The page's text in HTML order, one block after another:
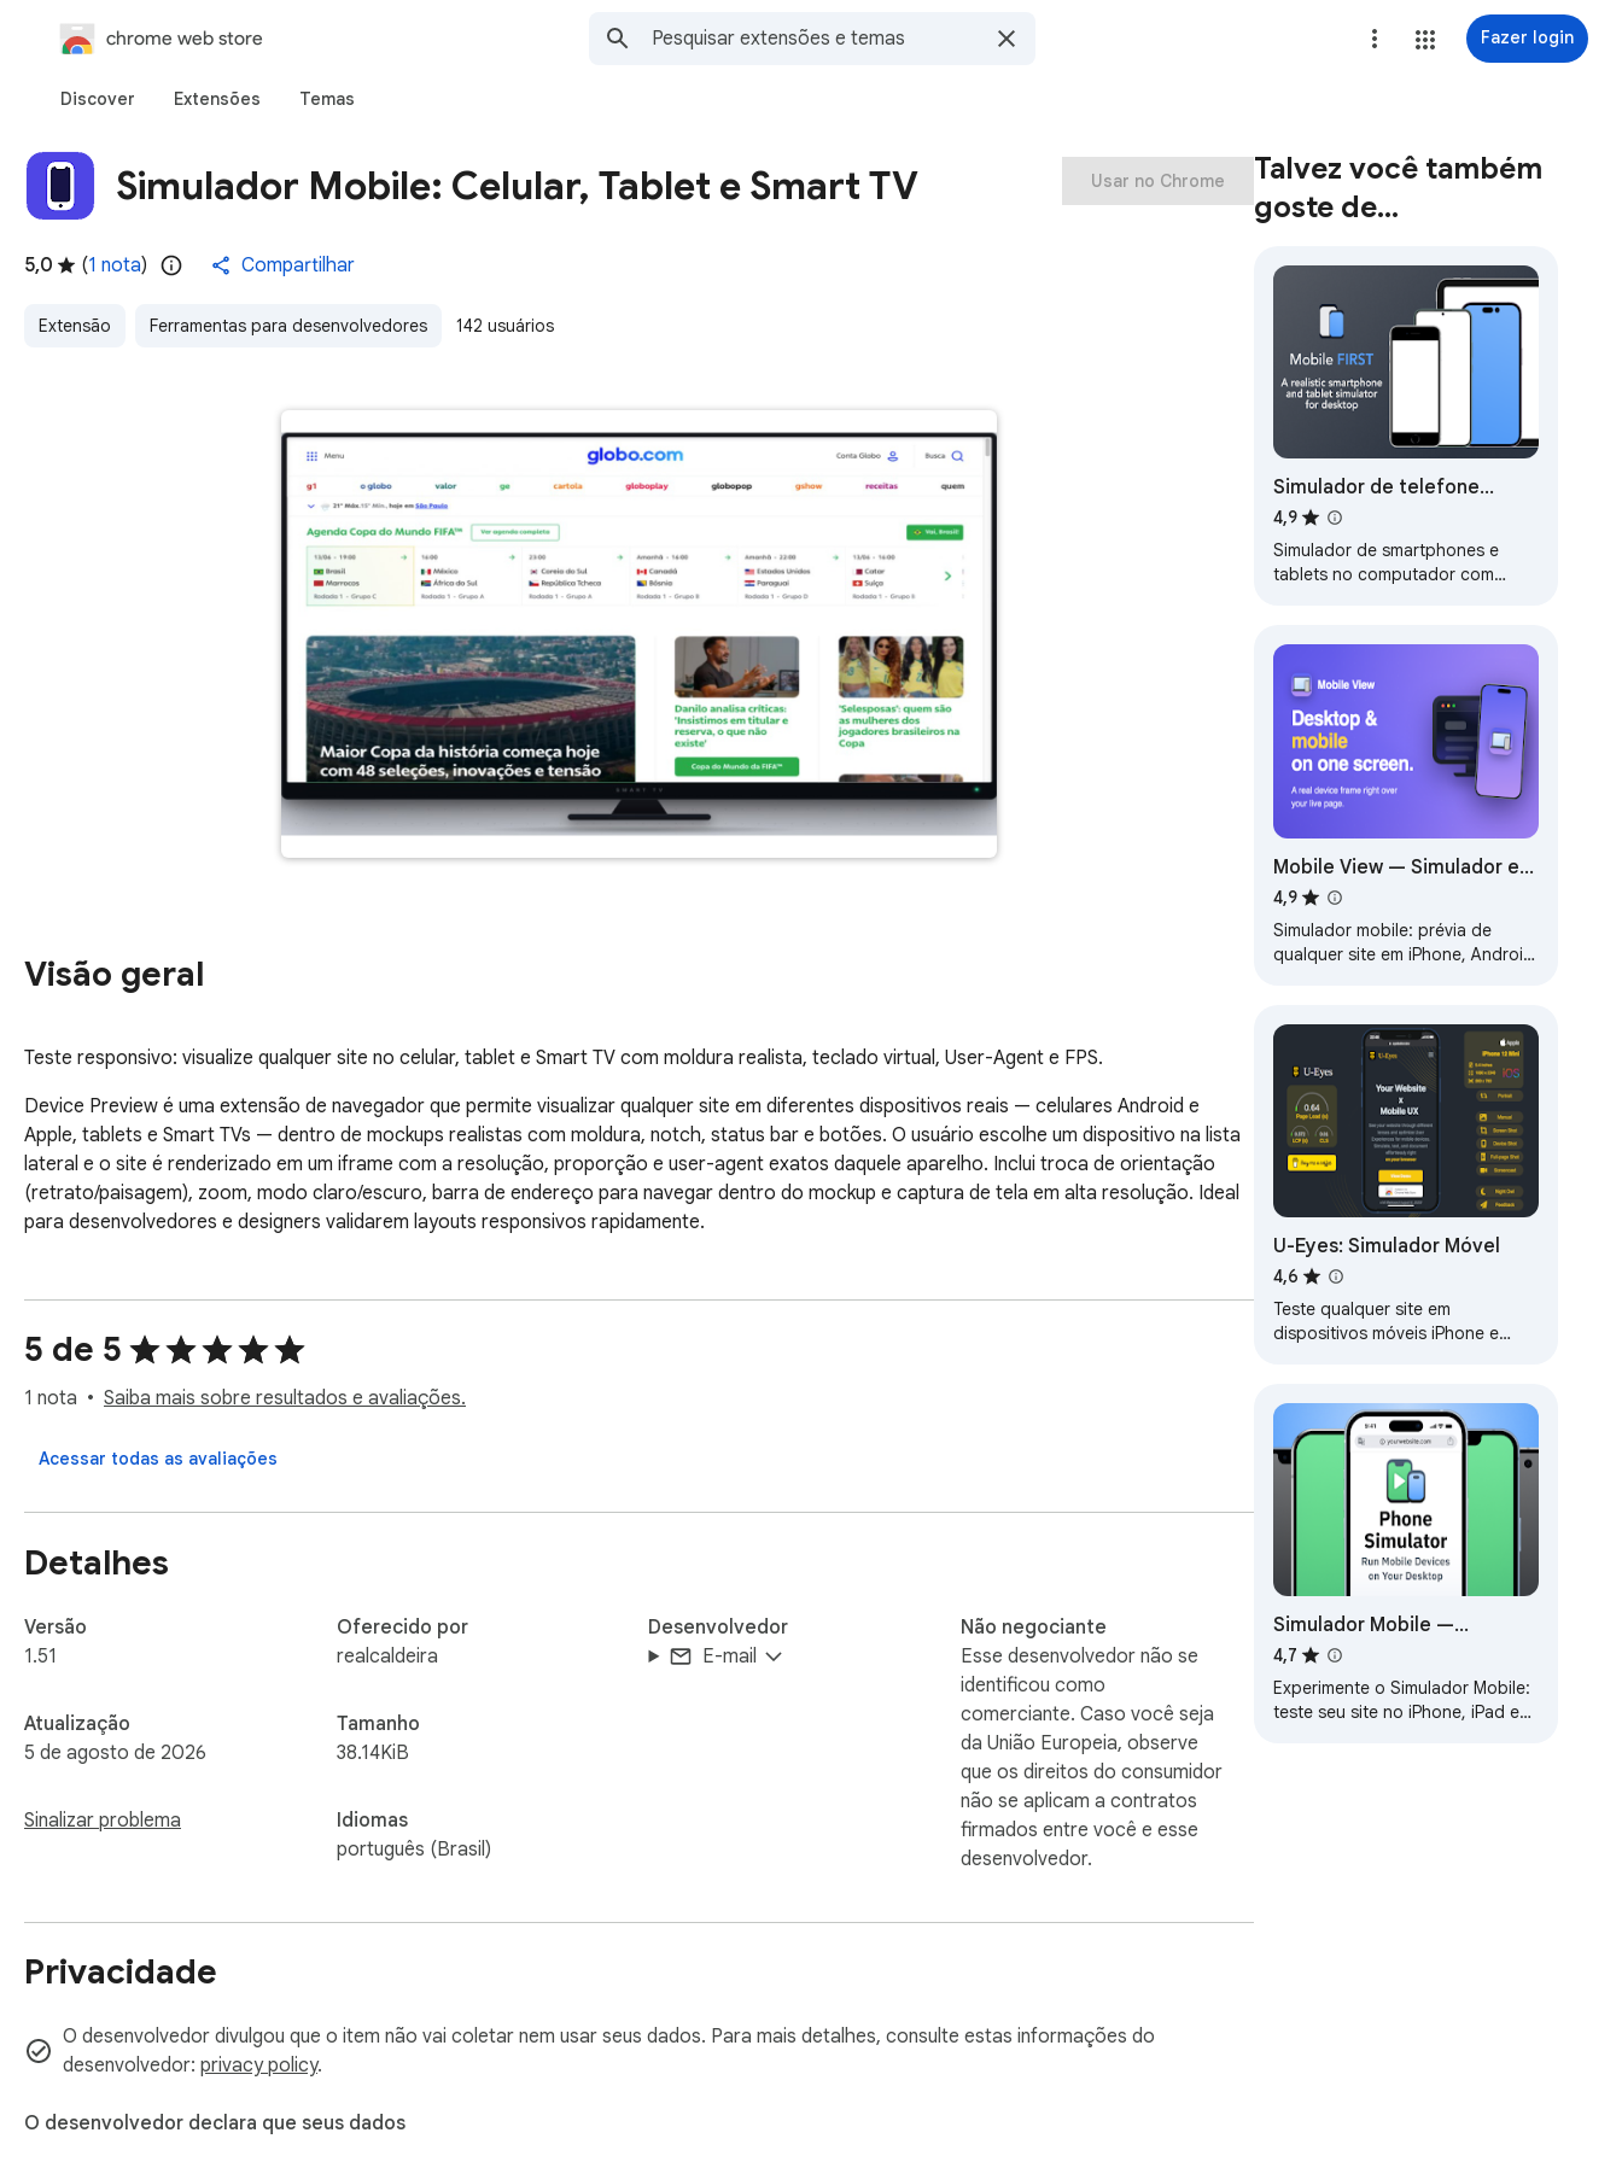
chrome web store Fazer login
Discover Extensões Temas
Simulador Mobile: Celular, Tablet e Smart TV
5,0 (1 nota) Compartilhar
Extensão Ferramentas para desenvolvedores 142 usuários
Usar no Chrome
Visão geral
Teste responsivo: visualize qualquer site no celular, tablet e Smart TV com moldura realista, teclado virtual, User-Agent e FPS.
Device Preview é uma extensão de navegador que permite visualizar qualquer site em diferentes dispositivos reais — celulares Android e
Apple, tablets e Smart TVs — dentro de mockups realistas com moldura, notch, status bar e botões. O usuário escolhe um dispositivo na lista
lateral e o site é renderizado em um iframe com a resolução, proporção e user-agent exatos daquele aparelho. Inclui troca de orientação
(retrato/paisagem), zoom, modo claro/escuro, barra de endereço para navegar dentro do mockup e captura de tela em alta resolução. Ideal
para desenvolvedores e designers validarem layouts responsivos rapidamente.
5 de 5
1 nota Saiba mais sobre resultados e avaliações.
Acessar todas as avaliações
Detalhes
Versão
1.51
Atualização
5 de agosto de 2026
Sinalizar problema
Oferecido por
realcaldeira
Tamanho
38.14KiB
Idiomas
português (Brasil)
Desenvolvedor
E-mail
Não negociante
Esse desenvolvedor não se
identificou como
comerciante. Caso você seja
da União Europeia, observe
que os direitos do consumidor
não se aplicam a contratos
firmados entre você e esse
desenvolvedor.
Privacidade
O desenvolvedor divulgou que o item não vai coletar nem usar seus dados. Para mais detalhes, consulte estas informações do
desenvolvedor: privacy policy.
O desenvolvedor declara que seus dados
Talvez você também
goste de…
Simulador de telefone
móvel - teste site
responsivo
4,9
Simulador de smartphones e
tablets no computador com
Mobile View — Simulador e
visualização móvel
4,9
Simulador mobile: prévia de
qualquer site em iPhone, Android
responsivo.
U-Eyes: Simulador Móvel
4,6
Teste qualquer site em
dispositivos móveis iPhone e
Simulador Mobile —
Emulador para iPhone e
Android
4,7
Experimente o Simulador Mobile:
teste seu site no iPhone, iPad e